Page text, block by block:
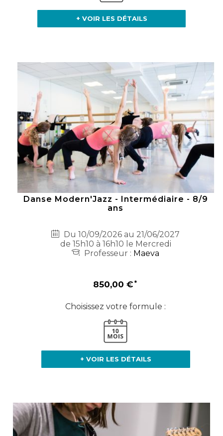
+ VOIR LES DÉTAILS
Danse Modern'Jazz - Intermédiaire - 8/9
ans
Du 10/09/2026 au 21/06/2027
de 15h10 à 16h10 le Mercredi
Professeur : Maeva
850,00 €
Choisissez votre formule :
+ VOIR LES DÉTAILS